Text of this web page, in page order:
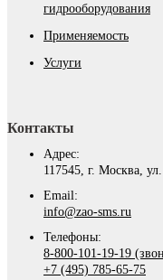
гидрооборудования
Применяемость
Услуги
Контакты
Адрес:
117545, г. Москва,
Email:
info@zao-sms.ru
Телефоны:
8-800-101-19-19
+7 (495) 785-65-75